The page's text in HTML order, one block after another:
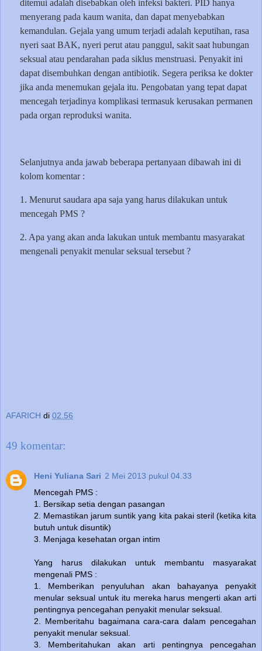
ditemui adalah disebabkan oleh infeksi bakteri. PID hanya
menyerang pada kaum wanita, dan dapat menyebabkan
kemandulan. Gejala yang umum terjadi adalah keputihan, rasa
nyeri saat BAK, nyeri perut atau panggul, sakit saat hubungan
seksual atau pendarahan pada siklus menstruasi. Penyakit ini
dapat disembuhkan dengan antibiotik. Segera periksa ke dokter
jika anda menemukan gejala itu. Pengobatan yang tepat dapat
mencegah terjadinya komplikasi termasuk kerusakan permanen
pada organ reproduksi wanita.
Selanjutnya anda jawab beberapa pertanyaan dibawah ini di
kolom komentar :
1. Menurut saudara apa saja yang harus dilakukan untuk
mencegah PMS ?
2. Apa yang akan anda lakukan untuk membantu masyarakat
mengenali penyakit menular seksual tersebut ?
AFARICH di 02.56
49 komentar:
Heni Yuliana Sari 2 Mei 2013 pukul 04.33
Mencegah PMS :
1. Bersikap setia dengan pasangan
2. Memastikan jarum suntik yang kita pakai steril (ketika kita
butuh untuk disuntik)
3. Menjaga kesehatan organ intim
Yang harus dilakukan untuk membantu masyarakat
mengenali PMS :
1. Memberikan penyuluhan akan bahayanya penyakit
menular seksual untuk itu mereka harus mengerti akan arti
pentingnya pencegahan penyakit menular seksual.
2. Memberitahu bagaimana cara-cara dalam pencegahan
penyakit menular seksual.
3. Memberitahukan akan arti pentingnya pencegahan